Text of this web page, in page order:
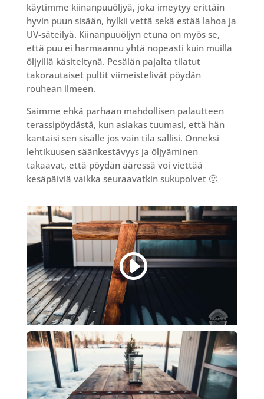
käytimme kiinanpuuöljyä, joka imeytyy erittäin
hyvin puun sisään, hylkii vettä sekä estää lahoa ja
UV-säteilyä. Kiinanpuuöljyn etuna on myös se,
että puu ei harmaannu yhtä nopeasti kuin muilla
öljyillä käsiteltynä. Pesälän pajalta tilatut
takorautaiset pultit viimeistelivät pöydän
rouhean ilmeen.
Saimme ehkä parhaan mahdollisen palautteen
terassipöydästä, kun asiakas tuumasi, että hän
kantaisi sen sisälle jos vain tila sallisi. Onneksi
lehtikuusen säänkestävyys ja öljyäminen
takaavat, että pöydän ääressä voi viettää
kesäpäiviä vaikka seuraavatkin sukupolvet 🙂